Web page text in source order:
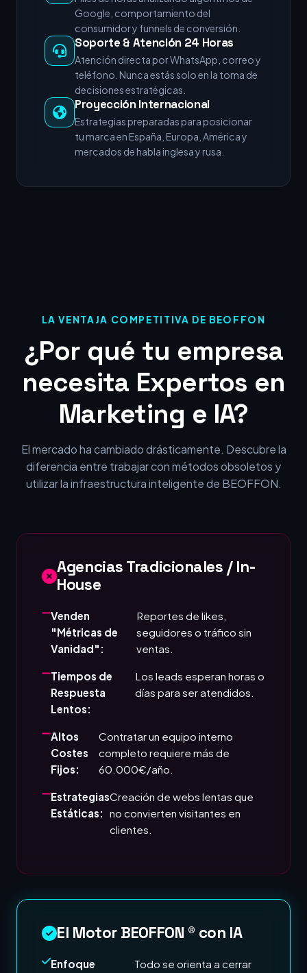
Google, comportamiento del
consumidor y funnels de conversión.
Soporte & Atención 24 Horas
Atención directa por WhatsApp, correo y
teléfono. Nunca estás solo en la toma de
decisiones estratégicas.
Proyección Internacional
Estrategias preparadas para posicionar
tu marca en España, Europa, América y
mercados de habla inglesa y rusa.
LA VENTAJA COMPETITIVA DE BEOFFON
¿Por qué tu empresa
necesita Expertos en
Marketing e IA?
El mercado ha cambiado drásticamente. Descubre la
diferencia entre trabajar con métodos obsoletos y
utilizar la infraestructura inteligente de BEOFFON.
Agencias Tradicionales / In-
House
Venden
"Métricas de
Vanidad":
Reportes de likes,
seguidores o tráfico sin
ventas.
Tiempos de
Respuesta
Lentos:
Los leads esperan horas o
días para ser atendidos.
Altos
Costes
Fijos:
Contratar un equipo interno
completo requiere más de
60.000€/año.
Estrategias
Estáticas:
Creación de webs lentas que
no convierten visitantes en
clientes.
El Motor BEOFFON ® con IA
Enfoque
Todo se orienta a cerrar